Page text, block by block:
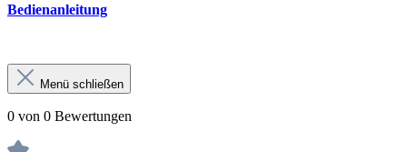
Bedienanleitung
Menü schließen
0 von 0 Bewertungen